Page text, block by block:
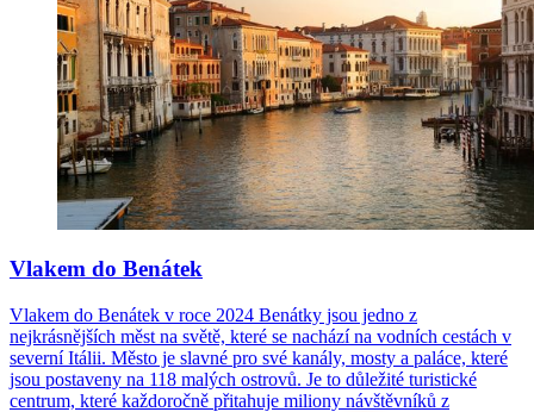
Vlakem do Benátek
Vlakem do Benátek v roce 2024 Benátky jsou jedno z
nejkrásnějších měst na světě, které se nachází na vodních cestách v
severní Itálii. Město je slavné pro své kanály, mosty a paláce, které
jsou postaveny na 118 malých ostrovů. Je to důležité turistické
centrum, které každoročně přitahuje miliony návštěvníků z